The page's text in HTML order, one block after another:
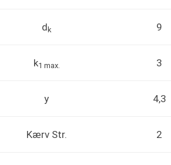
dk 9
k1 max. 3
y 4,3
Kærv Str. 2